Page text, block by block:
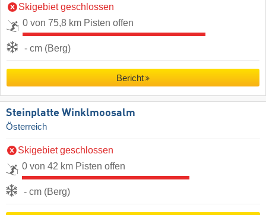
Skigebiet geschlossen
0 von 75,8 km Pisten offen
- cm (Berg)
Bericht
Steinplatte Winklmoosalm
Österreich
Skigebiet geschlossen
0 von 42 km Pisten offen
- cm (Berg)